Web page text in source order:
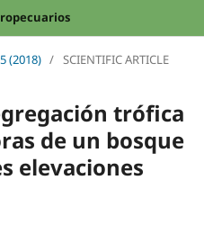
(2018) / SCIENTIFIC ARTICLE
trófica
de un bosque
elevaciones